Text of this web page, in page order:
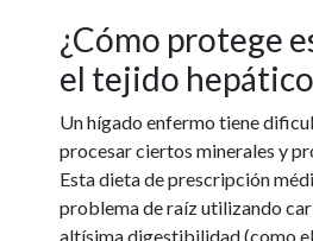
¿Cómo protege
el tejido
Un hígado enfermo tiene
procesar ciertos minerales y
Esta dieta de prescripción
problema de raíz utilizando
altísima digestibilidad (como